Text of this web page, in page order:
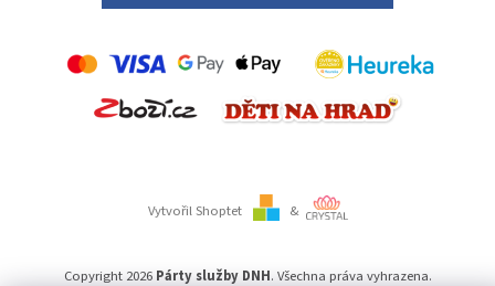
Vytvořil Shoptet &
Copyright 2026 Párty služby DNH. Všechna práva vyhrazena.